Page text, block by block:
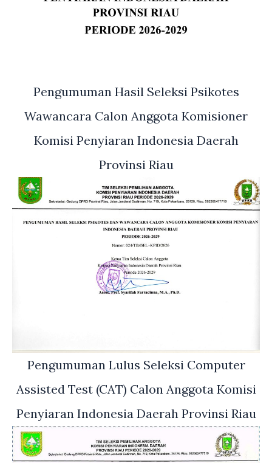
Pengumuman Hasil Seleksi Psikotes
Wawancara Calon Anggota Komisioner
Komisi Penyiaran Indonesia Daerah
Provinsi Riau
Pengumuman Lulus Seleksi Computer
Assisted Test (CAT) Calon Anggota Komisi
Penyiaran Indonesia Daerah Provinsi Riau